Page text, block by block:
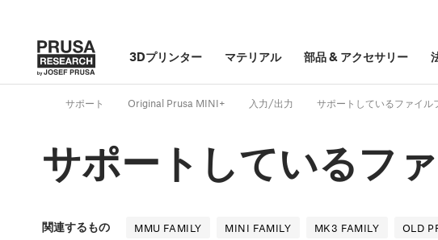
3Dプリンター マテリアル 部品& アクセサリー
サポート Original Prusa MINI+ 入力/出力 サポートしているファイル
サポートしているフ
関連するもの MMU FAMILY MINI FAMILY MK3 FAMILY OLD